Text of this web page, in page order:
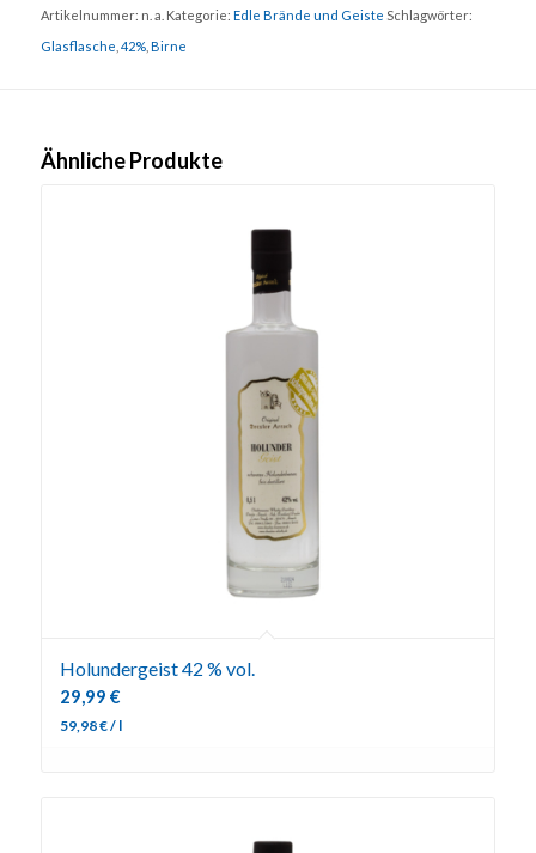
Artikelnummer: n. a. Kategorie: Edle Brände und Geiste Schlagwörter:
Glasflasche 42%, Birne
Ähnliche Produkte
Holundergeist 42 % vol.
29,99 €
59,98€/ l